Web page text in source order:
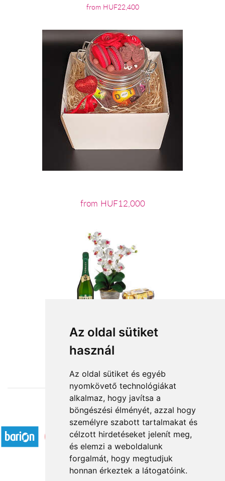
Az oldal sütiket
használ
Az oldal sütiket és egyéb
nyomkövető technológiákat
alkalmaz, hogy javítsa a
böngészési élményét, azzal hogy
személyre szabott tartalmakat és
célzott hirdetéseket jelenít meg,
és elemzi a weboldalunk
forgalmát, hogy megtudjuk
honnan érkeztek a látogatóink.
from HUF22,400
from HUF12,000
from HUF27,800
Accepted payment methods